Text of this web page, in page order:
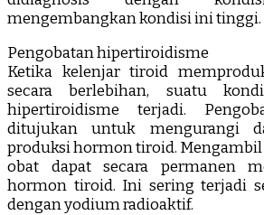
mengembangkan kondisi ini tinggi.
Pengobatan hipertiroidisme
Ketika kelenjar tiroid
secara berlebihan, suatu
hipertiroidisme terjadi.
ditujukan untuk mengurangi
produksi hormon tiroid. Mengambil
obat dapat secara permanen
hormon tiroid. Ini sering terjadi
dengan yodium radioaktif.